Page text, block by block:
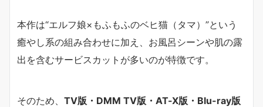
本作は“エルフ娘×もふもふのベヒ猫（タマ）”という
癒やし系の組み合わせに加え、お風呂シーンや肌の露
出を含むサービスカットが多いのが特徴です。
そのため、 TV版・DMM TV版・AT-X版・Blu-ray版